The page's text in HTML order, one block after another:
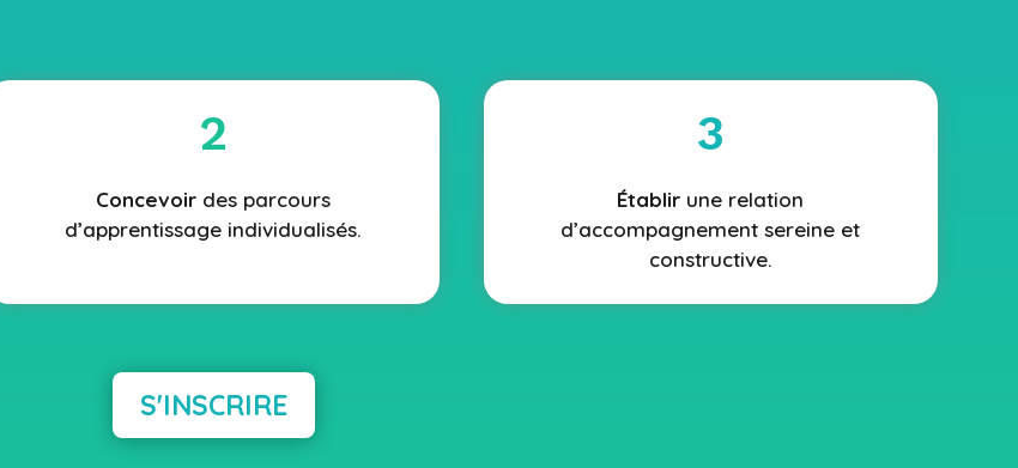
2
Concevoirdes parcours
d’apprentissage individualisés.
3
Établir une relation
d’accompagnement sereine et
constructive.
S'INSCRIRE